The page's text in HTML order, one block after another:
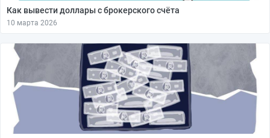
Как вывести доллары с брокерского счёта
10 марта 2026